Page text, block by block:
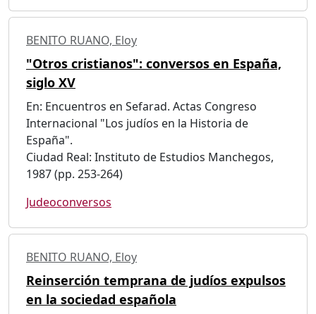
BENITO RUANO, Eloy
"Otros cristianos": conversos en España,
siglo XV
En: Encuentros en Sefarad. Actas Congreso
Internacional "Los judíos en la Historia de
España".
Ciudad Real: Instituto de Estudios Manchegos,
1987 (pp. 253-264)
Judeoconversos
BENITO RUANO, Eloy
Reinserción temprana de judíos expulsos
en la sociedad española